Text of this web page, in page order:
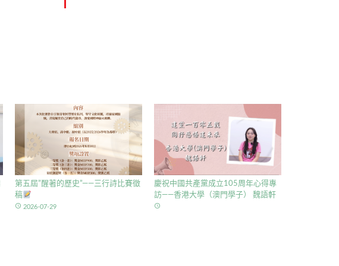
第五屆”醒著的歷史”——三行詩比賽徵
稿
access_time 2026-07-29
慶祝中國共產黨成立105周年心得專
訪——香港大學（澳門學子） 魏語軒
access_time